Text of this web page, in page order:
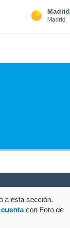
Madrid
Madrid
a esta sección.
con Foro de